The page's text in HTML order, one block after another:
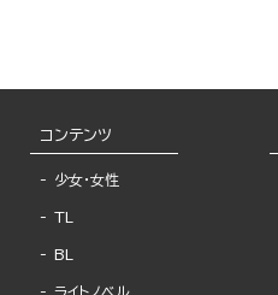
コンテンツ
少女・女性
TL
BL
ライトノベル